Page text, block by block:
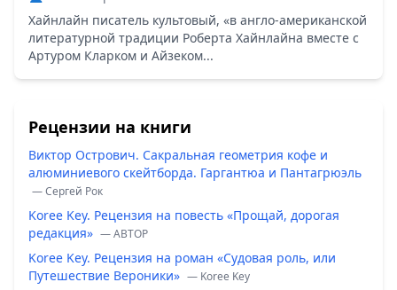
Хайнлайн писатель культовый, «в англо-американской
литературной традиции Роберта Хайнлайна вместе с
Артуром Кларком и Айзеком...
Рецензии на книги
Виктор Острович. Сакральная геометрия кофе и
алюминиевого скейтборда. Гаргантюа и Пантагрюэль
— Сергей Рок
Koree Key. Рецензия на повесть «Прощай, дорогая
редакция» — ABTOP
Koree Key. Рецензия на роман «Судовая роль, или
Путешествие Вероники» — Koree Key